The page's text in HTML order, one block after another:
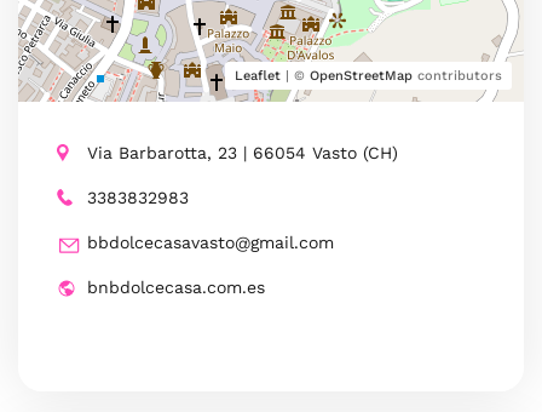
Leaflet | © OpenStreetMap contributors
Via Barbarotta, 23 | 66054 Vasto (CH)
3383832983
bbdolcecasavasto@gmail.com
bnbdolcecasa.com.es